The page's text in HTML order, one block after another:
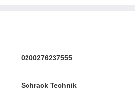
0200276237555
Schrack Technik